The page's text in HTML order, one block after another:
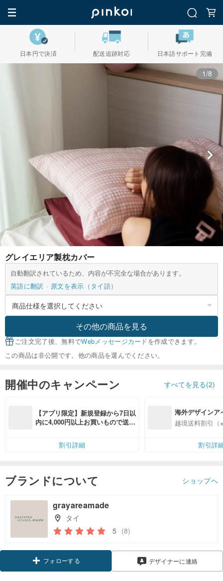
日本円で決済 配送追跡対応 日本語サポート完備
1/8
グレイエリア製枕カバー
自動翻訳されているため、内容が不完全な場合があります。
英語に翻訳
原文を表示（タイ語）
その他の商品を見る
ご注文完了後、無料でWebメッセージカードを作成できます。
この商品は非公開です。他の商品を選んでください。
開催中のキャンペーン すべてを見る(2)
【アプリ限定】新規登録から7日以
内に4,000円以上お買いもので送料
割引詳細
海外デザインア
入
越境送料割引（
割引詳
ブランドについて ショップへ
grayareamade
タイ
5 (8)
フォローする デザイナーに連絡